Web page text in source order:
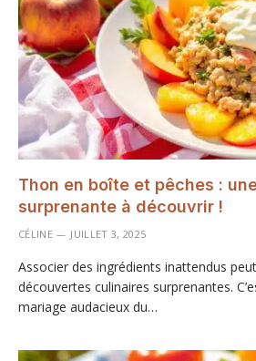
Thon en boîte et pêches :
surprenante à découvrir !
CÉLINE JUILLET 3, 2025
Associer des ingrédients inattendus
découvertes culinaires surprenantes.
mariage audacieux du…